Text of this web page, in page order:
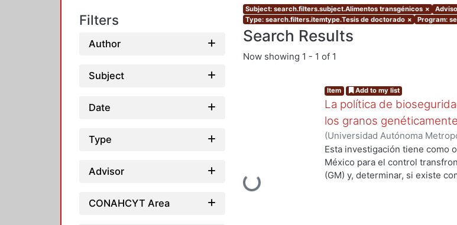
Filters
Author
Subject
Date
Type
Advisor
CONAHCYT Area
Subject: search.filters.subject.Alimentos transgénicos ×
Type: search.filters.itemtype.Tesis de doctorado × Program:
Search Results
Now showing 1 - 1 of 1
Loading...
Item Add to my list
La política de
los granos
(Universidad Autónoma
de Servicios de Información.,
Esta investigación tiene como
México para el control
(GM) y, determinar, si existe